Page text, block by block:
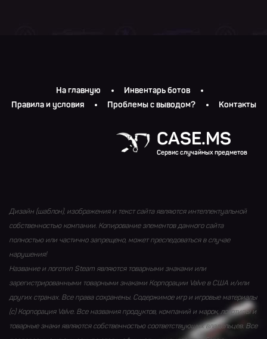
На главную
Инвентарь ботов
Правила и условия
Проблемы с выводом? Контакты
CASE.MS
Сервис случайных предметов
Дизайн (шаблон), изображения и текст сайта являются интеллектуальной
собственностью компании. Копирование элементов данного сайта
полностью или частично запрещено, может преследоваться в случае
нарушения!
Название и логотип Steam являются товарными знаками или
зарегистрированными товарными знаками Корпорации Valve в США и/или
других странах. Все права сохранены. Содержимое игр и игровые материалы
(с) Корпорация Valve. Все названия продуктов, компаний и марок, логотипы и
товарные знаки являются собственностью соответствующих владельцев. Все